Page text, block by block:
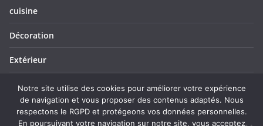
cuisine
Décoration
Extérieur
Salle de bain
Salon
Notre site utilise des cookies pour améliorer votre expérience
de navigation et vous proposer des contenus adaptés. Nous
respectons le RGPD et protégeons vos données personnelles.
En poursuivant votre navigation sur notre site, vous acceptez